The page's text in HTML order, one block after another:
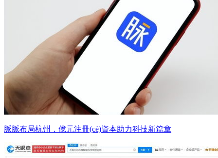
脈脈布局杭州，億元注冊(cè)資本助力科技新篇章